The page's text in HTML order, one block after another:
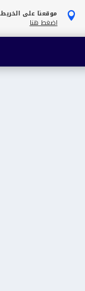
 موقعنا على
اضغط هنا